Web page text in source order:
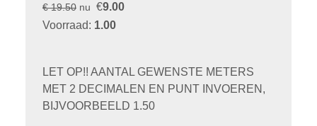
€ 19.50 nu €9.00
Voorraad: 1.00
LET OP!! AANTAL GEWENSTE METERS
MET 2 DECIMALEN EN PUNT INVOEREN,
BIJVOORBEELD 1.50